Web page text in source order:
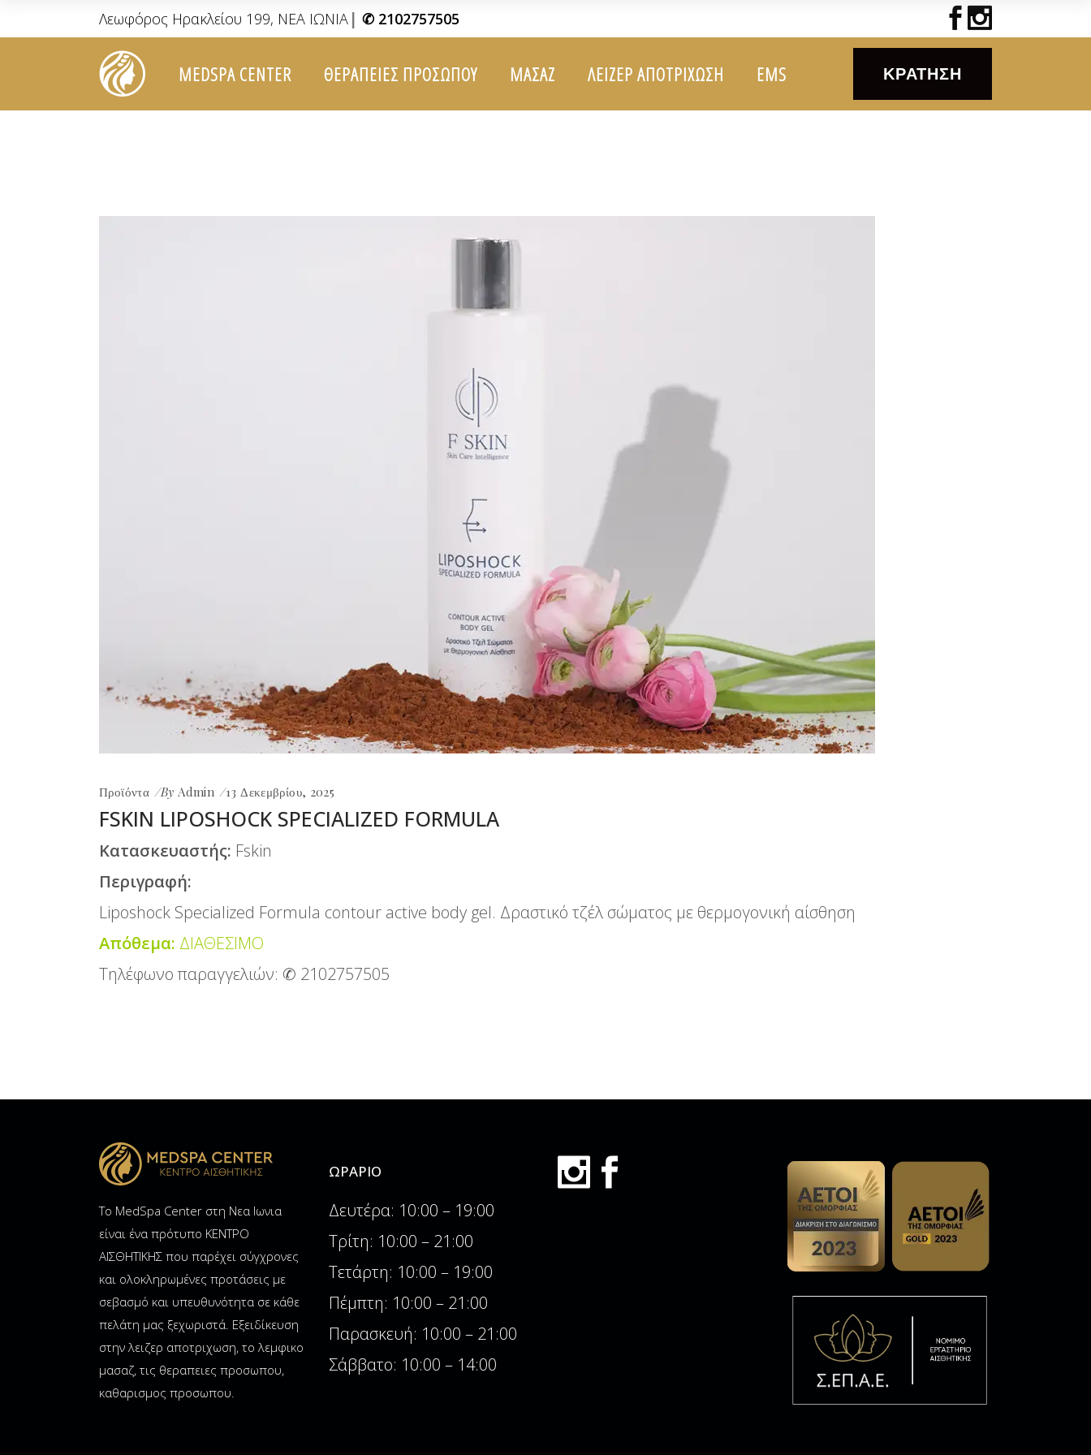
Λεωφόρος Ηρακλείου 199, ΝΕΑ ΙΩΝΙΑ | ✆ 2102757505
MEDSPA CENTER ΘΕΡΑΠΕΙΕΣ ΠΡΟΣΩΠΟΥ ΜΑΣΑΖ ΛΕΙΖΕΡ ΑΠΟΤΡΙΧΩΣΗ EMS ΚΡΆΤΗΣΗ
Προϊόντα ByAdmin 13 Δεκεμβρίου, 2025
FSKIN LIPOSHOCK SPECIALIZED FORMULA
Κατασκευαστής: Fskin
Περιγραφή:
Liposhock Specialized Formula contour active body gel. Δραστικό τζέλ σώματος με θερμογονική αίσθηση
Απόθεμα: ΔΙΑΘΕΣΙΜΟ
Τηλέφωνο παραγγελιών: ✆ 2102757505
Το MedSpa Center στη Νεα Ιωνια
είναι ένα πρότυπο ΚΕΝΤΡΟ
ΑΙΣΘΗΤΙΚΗΣ που παρέχει σύγχρονες
και ολοκληρωμένες προτάσεις με
σεβασμό και υπευθυνότητα σε κάθε
πελάτη μας ξεχωριστά. Εξειδίκευση
στην λειζερ αποτριχωση, το λεμφικο
μασαζ, τις θεραπειες προσωπου,
καθαρισμος προσωπου.
ΩΡΆΡΙΟ
Δευτέρα: 10:00 – 19:00
Τρίτη: 10:00 – 21:00
Τετάρτη: 10:00 – 19:00
Πέμπτη: 10:00 – 21:00
Παρασκευή: 10:00 – 21:00
Σάββατο: 10:00 – 14:00